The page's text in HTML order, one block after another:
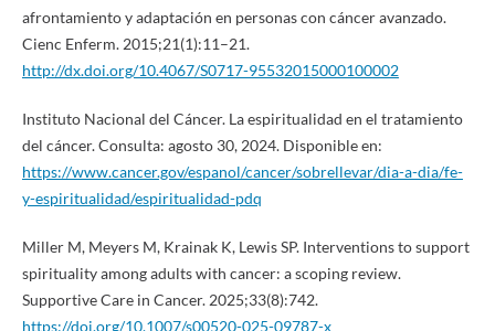
afrontamiento y adaptación en personas con cáncer avanzado.
Cienc Enferm. 2015;21(1):11–21.
http://dx.doi.org/10.4067/S0717-95532015000100002
Instituto Nacional del Cáncer. La espiritualidad en el tratamiento
del cáncer. Consulta: agosto 30, 2024. Disponible en:
https://www.cancer.gov/espanol/cancer/sobrellevar/dia-a-dia/fe-
y-espiritualidad/espiritualidad-pdq
Miller M, Meyers M, Krainak K, Lewis SP. Interventions to support
spirituality among adults with cancer: a scoping review.
Supportive Care in Cancer. 2025;33(8):742.
https://doi.org/10.1007/s00520-025-09787-x